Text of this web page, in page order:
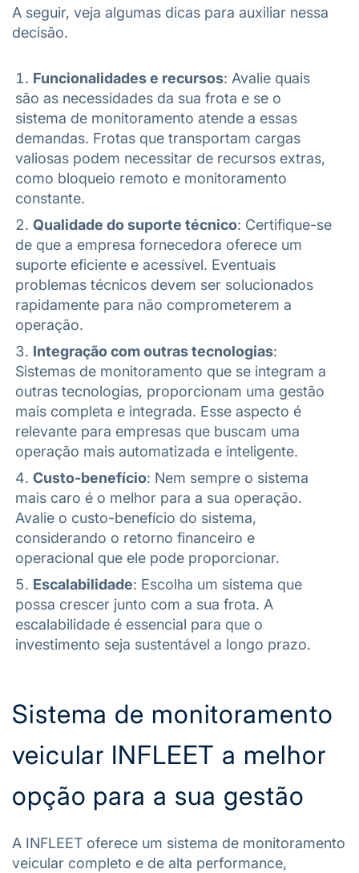
A seguir, veja algumas dicas para auxiliar nessa
decisão.
Funcionalidades e recursos: Avalie quais
são as necessidades da sua frota e se o
sistema de monitoramento atende a essas
demandas. Frotas que transportam cargas
valiosas podem necessitar de recursos extras,
como bloqueio remoto e monitoramento
constante.
Qualidade do suporte técnico: Certifique-se
de que a empresa fornecedora oferece um
suporte eficiente e acessível. Eventuais
problemas técnicos devem ser solucionados
rapidamente para não comprometerem a
operação.
Integração com outras tecnologias:
Sistemas de monitoramento que se integram a
outras tecnologias, proporcionam uma gestão
mais completa e integrada. Esse aspecto é
relevante para empresas que buscam uma
operação mais automatizada e inteligente.
Custo-benefício: Nem sempre o sistema
mais caro é o melhor para a sua operação.
Avalie o custo-benefício do sistema,
considerando o retorno financeiro e
operacional que ele pode proporcionar.
Escalabilidade: Escolha um sistema que
possa crescer junto com a sua frota. A
escalabilidade é essencial para que o
investimento seja sustentável a longo prazo.
Sistema de monitoramento
veicular INFLEET a melhor
opção para a sua gestão
A INFLEET oferece um sistema de monitoramento
veicular completo e de alta performance,